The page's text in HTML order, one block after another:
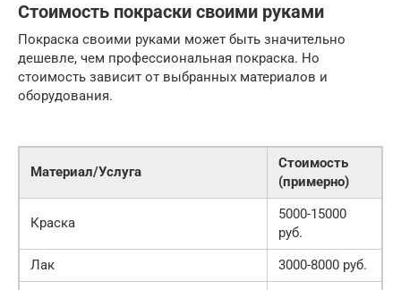
Стоимость покраски своими руками
Покраска своими руками может быть значительно
дешевле, чем профессиональная покраска. Но
стоимость зависит от выбранных материалов и
оборудования.
Материал/Услуга
Стоимость
(примерно)
Краска
5000-15000
руб.
Лак
3000-8000 руб.